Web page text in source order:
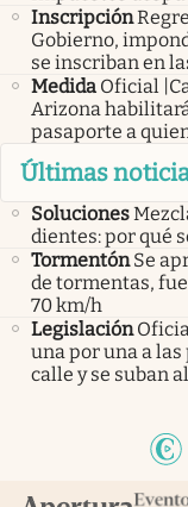
Inscripción
Gobierno,
se inscriban en
Medida Oficial
Arizona
pasaporte a
Últimas
Soluciones
dientes: por qué
Tormentón Se
de tormentas,
70 km/h
Legislación
una por una a
calle y se suban